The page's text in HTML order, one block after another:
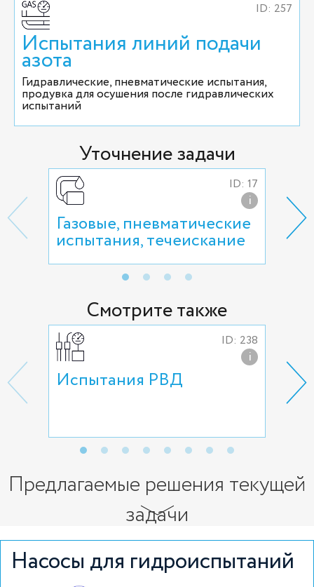
ID: 257
Испытания линий подачи
азота
Гидравлические, пневматические испытания,
продувка для осушения после гидравлических
испытаний
Уточнение задачи
ID: 17
i
Газовые, пневматические
испытания, течеискание
Смотрите также
ID: 238
i
Испытания РВД
Предлагаемые решения текущей
задачи
Насосы для гидроиспытаний